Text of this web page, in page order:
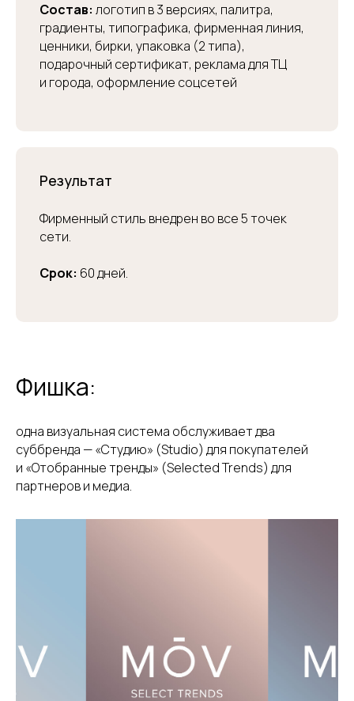
Состав: логотип в 3 версиях, палитра,
градиенты, типографика, фирменная линия,
ценники, бирки, упаковка (2 типа),
подарочный сертификат, реклама для ТЦ
и города, оформление соцсетей
Результат
Фирменный стиль внедрен во все 5 точек
сети.
Срок: 60 дней.
Фишка:
одна визуальная система обслуживает два
суббренда — «Студию» (Studio) для покупателей
и «Отобранные тренды» (Selected Trends) для
партнеров и медиа.